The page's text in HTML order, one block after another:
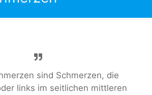
sind Schmerzen, die
links im seitlichen mittleren